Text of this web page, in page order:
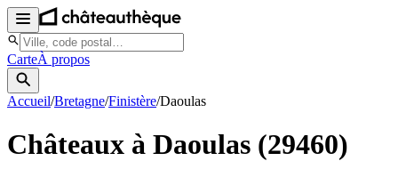
CarteÀ propos
Accueil/Bretagne/Finistère/Daoulas
Châteaux à Daoulas (29460)